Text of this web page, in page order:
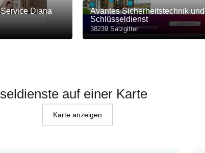
Diana
Avantes Sicherheitstechnik und
Schlüsseldienst
38239 Salzgitter
auf einer Karte
Karte anzeigen